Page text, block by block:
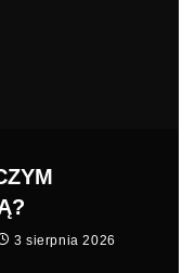
3 sierpnia 2026